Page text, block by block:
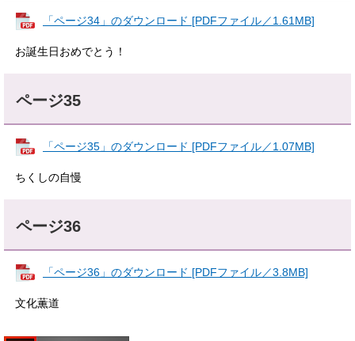
「ページ34」のダウンロード [PDFファイル／1.61MB]
お誕生日おめでとう！
ページ35
「ページ35」のダウンロード [PDFファイル／1.07MB]
ちくしの自慢
ページ36
「ページ36」のダウンロード [PDFファイル／3.8MB]
文化薫道